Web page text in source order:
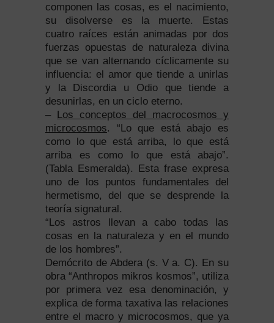
componen las cosas, es el nacimiento,
su disolverse es la muerte. Estas
cuatro raíces están animadas por dos
fuerzas opuestas de naturaleza divina
que se van alternando cíclicamente su
influencia: el amor que tiende a unirlas
y la Discordia u Odio que tiende a
desunirlas, en un ciclo eterno.
– Los conceptos del macrocosmos y
microcosmos. “Lo que está abajo es
como lo que está arriba, lo que está
arriba es como lo que está abajo”.
(Tabla Esmeralda). Esta frase expresa
uno de los puntos fundamentales del
hermetismo, del que se desprende la
teoría signatural.
“Los astros llevan a cabo todas las
cosas en la naturaleza y en el mundo
de los hombres”.
Demócrito de Abdera (s. V a. C). En su
obra “Anthropos mikros kosmos”, utiliza
por primera vez esa denominación, y
explica de forma taxativa las relaciones
entre el macro y microcosmos, que ya